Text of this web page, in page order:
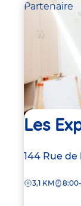
Partenaire
Les
Adresse
la
144 Rue
DISTANCE
3,1 KM